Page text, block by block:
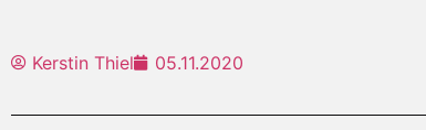
Kerstin Thiel 05.11.2020